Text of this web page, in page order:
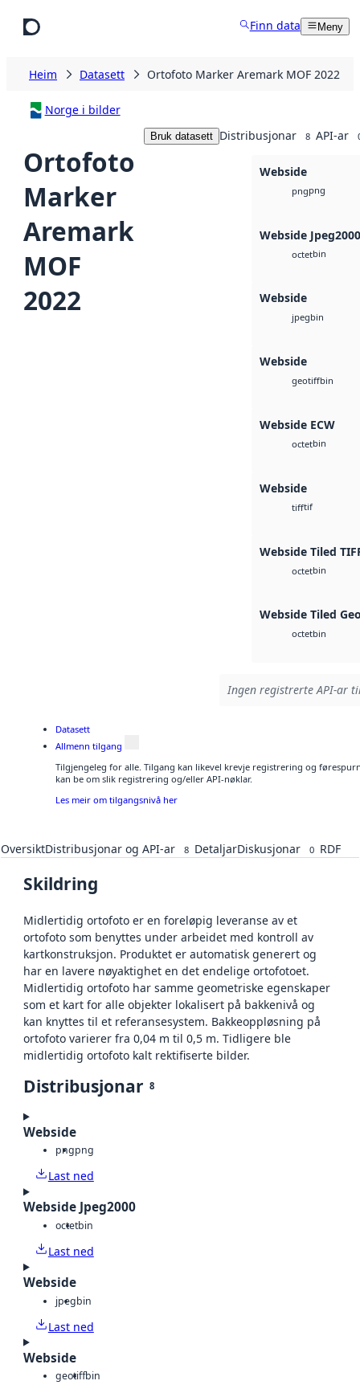
Finn data Meny
Heim Datasett Ortofoto Marker Aremark MOF 2022
Norge i bilder
Ortofoto
Marker
Aremark
MOF
2022
Bruk datasett Distribusjonar 8 API-ar
Webside
pngpng
Webside Jpeg2000
octetbin
Webside
jpegbin
Webside
geotiffbin
Webside ECW
octetbin
Webside
tifftif
Webside Tiled
octetbin
Webside Tiled
octetbin
Ingen registrerte API-ar
Datasett
Allmenn tilgang
Tilgjengeleg for alle. Tilgang kan likevel krevje registrering og
kan be om slik registrering og/eller API-nøklar.
Les meir om tilgangsnivå her
OversiktDistribusjonar og API-ar 8 DetaljarDiskusjonar 0 RDF
Skildring
Midlertidig ortofoto er en foreløpig leveranse av et
ortofoto som benyttes under arbeidet med kontroll av
kartkonstruksjon. Produktet er automatisk generert og
har en lavere nøyaktighet en det endelige ortofotoet.
Midlertidig ortofoto har samme geometriske egenskaper
som et kart for alle objekter lokalisert på bakkenivå og
kan knyttes til et referansesystem. Bakkeoppløsning på
ortofoto varierer fra 0,04 m til 0,5 m. Tidligere ble
midlertidig ortofoto kalt rektifiserte bilder.
Distribusjonar 8
Webside
pngpng
Last ned
Webside Jpeg2000
octetbin
Last ned
Webside
jpegbin
Last ned
Webside
geotiffbin